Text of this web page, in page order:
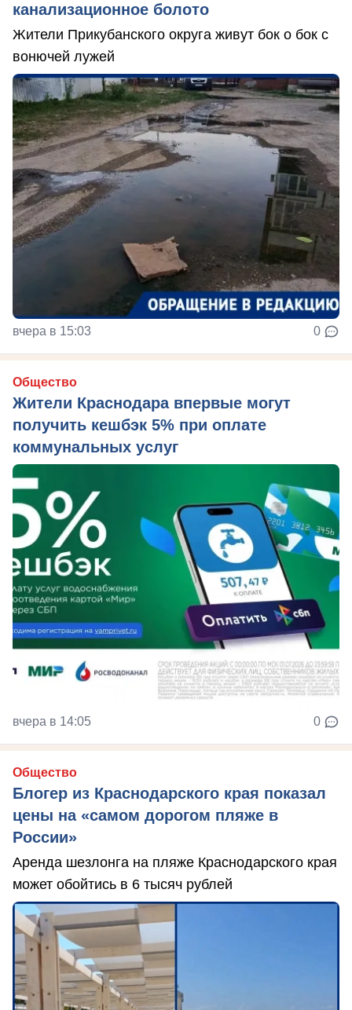
канализационное болото
Жители Прикубанского округа живут бок о бок с
вонючей лужей
вчера в 15:03 0
Общество
Жители Краснодара впервые могут
получить кешбэк 5% при оплате
коммунальных услуг
вчера в 14:05 0
Общество
Блогер из Краснодарского края показал
цены на «самом дорогом пляже в
России»
Аренда шезлонга на пляже Краснодарского края
может обойтись в 6 тысяч рублей